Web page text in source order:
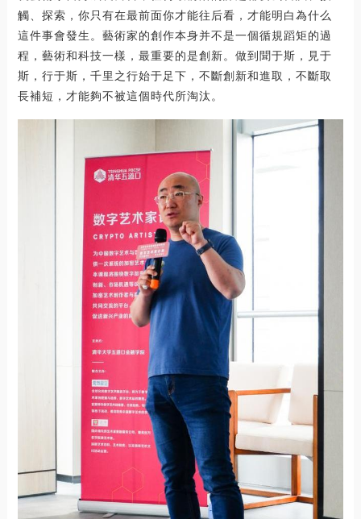
觸、探索，你只有在最前面你才能往后看，才能明白為什么
這件事會發生。藝術家的創作本身并不是一個循規蹈矩的過
程，藝術和科技一樣，最重要的是創新。做到聞于斯，見于
斯，行于斯，千里之行始于足下，不斷創新和進取，不斷取
長補短，才能夠不被這個時代所淘汰。